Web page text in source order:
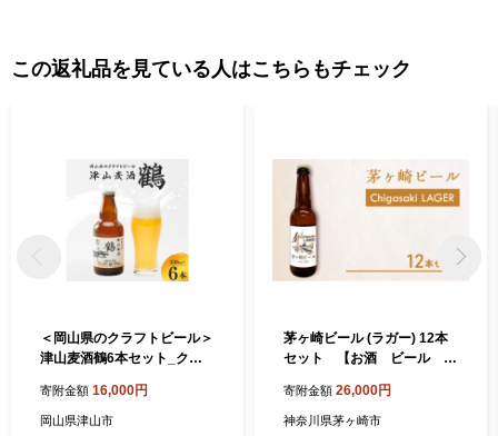
この返礼品を見ている人はこちらもチェック
＜岡山県のクラフトビール＞
津山麦酒鶴6本セット_クラ
当地ビール 麦酒 贈答用 セッ
ト販売 6本 岡山県 津山市 酒
寄附金額 16,000円
岡山県津山市
茅ヶ崎ビール (ラガー) 12本
セット 【お酒 ビール ク
箱入り】 地ビール 瓶ビール
アルコール飲料 家飲み 晩酌
寄附金額 26,000円
神奈川県茅ヶ崎市